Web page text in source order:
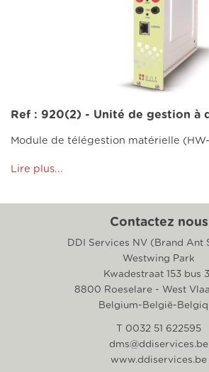
Ref : 920(2) - Unité de gestion à
Module de télégestion matérielle
Lire plus...
Contactez nous
DDI Services NV (Brand Ant
Westwing Park
Kwadestraat 153 bus
8800 Roeselare - West
Belgium-België-
T 0032 51 622595
dms@ddiservices.be
www.ddiservices.be